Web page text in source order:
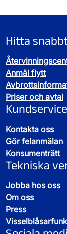
Hitta
Anmäl flytt
Priser och avtal
Kundservice
Kontakta oss
Gör felanmälan
Konsumenträtt
Tekniska
Jobba hos oss
Om oss
Press